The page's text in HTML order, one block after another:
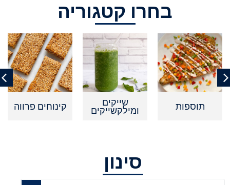
בחרו קטגוריה
תוספות שייקים
ומילקשייקים קינוחים פרווה
סינון